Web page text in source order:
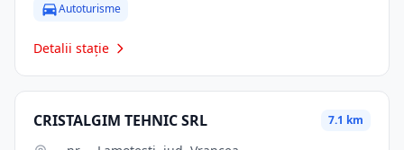
Autoturisme
Detalii stație
CRISTALGIM TEHNIC SRL 7.1 km